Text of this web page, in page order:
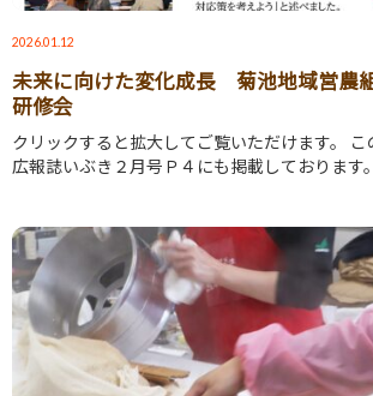
2026.01.12
未来に向けた変化成長 菊池地域営農
研修会
クリックすると拡大してご覧いただけます。
広報誌いぶき２月号Ｐ４にも掲載しております。